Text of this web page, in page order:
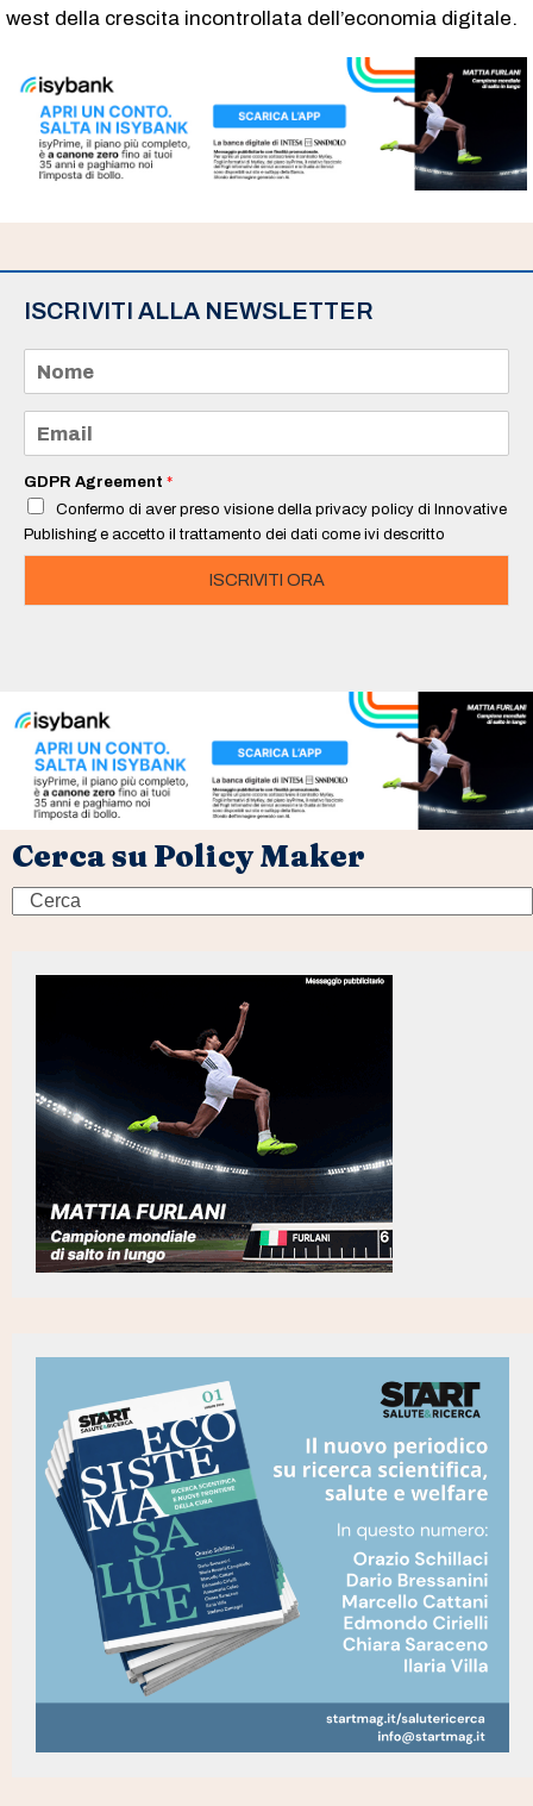
west della crescita incontrollata dell’economia digitale.
ISCRIVITI ALLA NEWSLETTER
m
e
a
i
*
GDPR Agreement *
Confermo di aver preso visione della privacy policy di Innovative
Publishing e accetto il trattamento dei dati come ivi descritto
ISCRIVITI ORA
Cerca su Policy Maker
Search